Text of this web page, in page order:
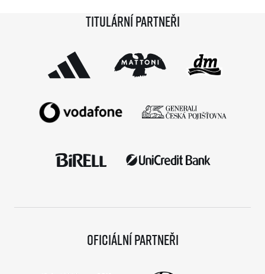
Titulární partneři
Oficiální partneři